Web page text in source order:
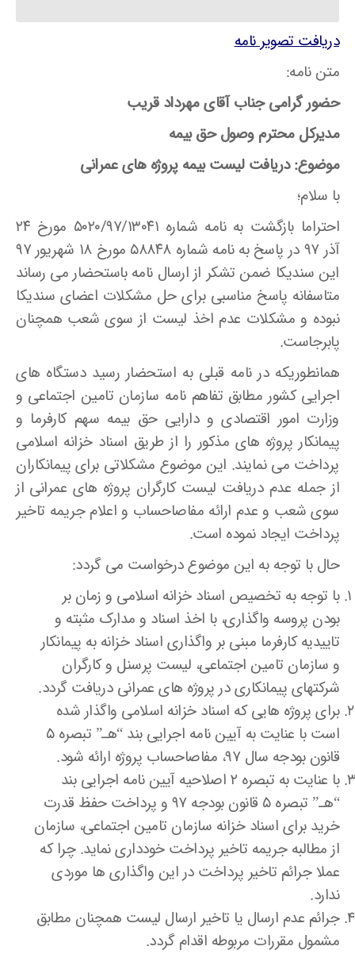
دریافت تصویر نامه
متن نامه:
حضور گرامی جناب آقای مهرداد قریب
مدیرکل محترم وصول حق بیمه
موضوع: دریافت لیست بیمه پروژه های عمرانی
با سلام؛
احتراما بازگشت به نامه شماره ۵۰۲۰/۹۷/۱۳۰۴۱ مورخ ۲۴
آذر ۹۷ در پاسخ به نامه شماره ۵۸۸۴۸ مورخ ۱۸ شهریور ۹۷
این سندیکا ضمن تشکر از ارسال نامه باستحضار می رساند
متاسفانه پاسخ مناسبی برای حل مشکلات اعضای سندیکا
نبوده و مشکلات عدم اخذ لیست از سوی شعب همچنان
پابرجاست.
همانطوریکه در نامه قبلی به استحضار رسید دستگاه های
اجرایی کشور مطابق تفاهم نامه سازمان تامین اجتماعی و
وزارت امور اقتصادی و دارایی حق بیمه سهم کارفرما و
پیمانکار پروژه های مذکور را از طریق اسناد خزانه اسلامی
پرداخت می نمایند. این موضوع مشکلاتی برای پیمانکاران
از جمله عدم دریافت لیست کارگران پروژه های عمرانی از
سوی شعب و عدم ارائه مفاصاحساب و اعلام جریمه تاخیر
پرداخت ایجاد نموده است.
حال با توجه به این موضوع درخواست می گردد:
با توجه به تخصیص اسناد خزانه اسلامی و زمان بر
بودن پروسه واگذاری، با اخذ اسناد و مدارک مثبته و
تاییدیه کارفرما مبنی بر واگذاری اسناد خزانه به پیمانکار
و سازمان تامین اجتماعی، لیست پرسنل و کارگران
شرکتهای پیمانکاری در پروژه های عمرانی دریافت گردد.
برای پروژه هایی که اسناد خزانه اسلامی واگذار شده
است با عنایت به آیین نامه اجرایی بند “هـ” تبصره ۵
قانون بودجه سال ۹۷، مفاصاحساب پروژه ارائه شود.
با عنایت به تبصره ۲ اصلاحیه آیین نامه اجرایی بند
“هـ” تبصره ۵ قانون بودجه ۹۷ و پرداخت حفظ قدرت
خرید برای اسناد خزانه سازمان تامین اجتماعی، سازمان
از مطالبه جریمه تاخیر پرداخت خودداری نماید. چرا که
عملا جرائم تاخیر پرداخت در این واگذاری ها موردی
ندارد.
جرائم عدم ارسال یا تاخیر ارسال لیست همچنان مطابق
مشمول مقررات مربوطه اقدام گردد.